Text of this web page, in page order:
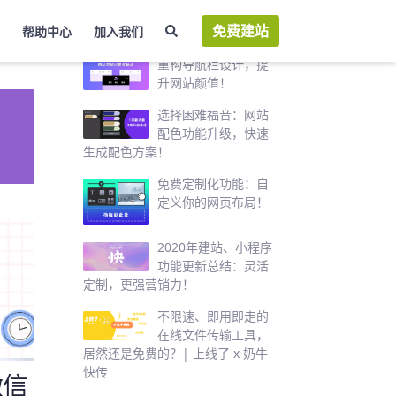
帮助中心 加入我们 免费建站
热门推荐
重构导航栏设计，提
升网站颜值！
选择困难福音：网站
配色功能升级，快速
生成配色方案！
免费定制化功能：自
定义你的网页布局！
2020年建站、小程序
功能更新总结：灵活
定制，更强营销力！
不限速、即用即走的
在线文件传输工具，
居然还是免费的？| 上线了 x 奶牛
快传